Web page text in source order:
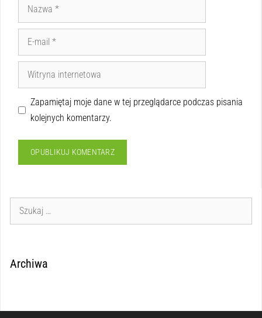
Zapamiętaj moje dane w tej przeglądarce podczas pisania
kolejnych komentarzy.
Archiwa